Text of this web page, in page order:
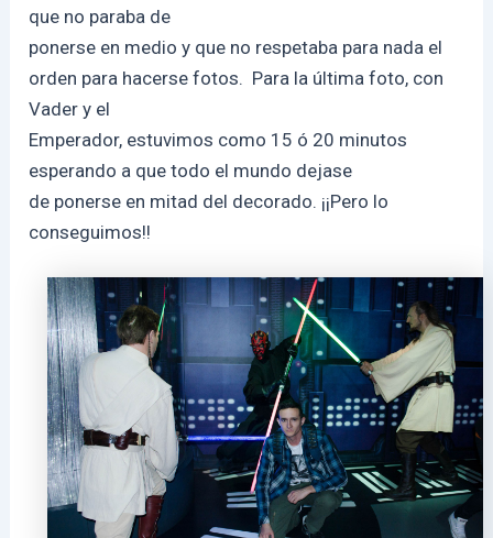
que no paraba de
ponerse en medio y que no respetaba para nada el
orden para hacerse fotos. Para la última foto, con
Vader y el
Emperador, estuvimos como 15 ó 20 minutos
esperando a que todo el mundo dejase
de ponerse en mitad del decorado. ¡¡Pero lo
conseguimos!!